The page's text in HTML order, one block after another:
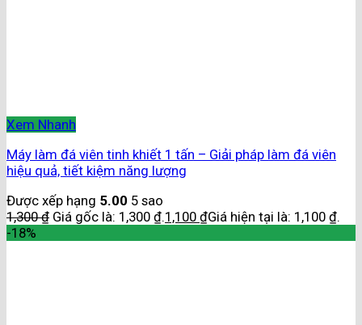
Xem Nhanh
Máy làm đá viên tinh khiết 1 tấn – Giải pháp làm đá viên
hiệu quả, tiết kiệm năng lượng
Được xếp hạng 5.00 5 sao
1,300₫ Giá gốc là: 1,300 ₫.1,100 ₫Giá hiện tại là: 1,100 ₫.
-18%